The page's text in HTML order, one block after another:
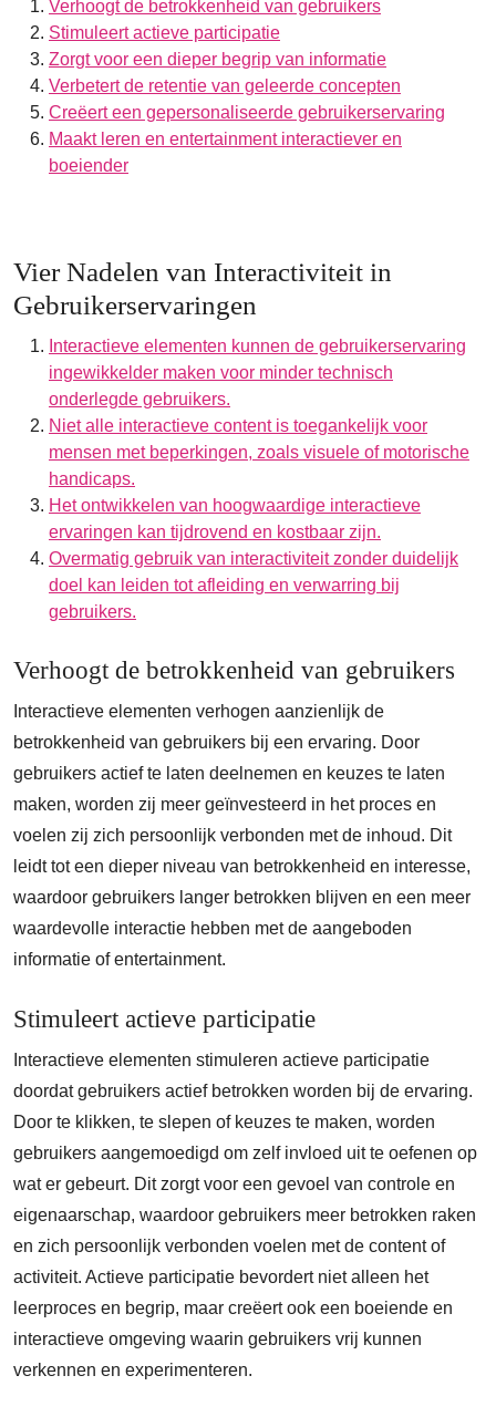
Verhoogt de betrokkenheid van gebruikers
Stimuleert actieve participatie
Zorgt voor een dieper begrip van informatie
Verbetert de retentie van geleerde concepten
Creëert een gepersonaliseerde gebruikerservaring
Maakt leren en entertainment interactiever en
boeiender
Vier Nadelen van Interactiviteit in
Gebruikerservaringen
Interactieve elementen kunnen de gebruikerservaring
ingewikkelder maken voor minder technisch
onderlegde gebruikers.
Niet alle interactieve content is toegankelijk voor
mensen met beperkingen, zoals visuele of motorische
handicaps.
Het ontwikkelen van hoogwaardige interactieve
ervaringen kan tijdrovend en kostbaar zijn.
Overmatig gebruik van interactiviteit zonder duidelijk
doel kan leiden tot afleiding en verwarring bij
gebruikers.
Verhoogt de betrokkenheid van gebruikers
Interactieve elementen verhogen aanzienlijk de
betrokkenheid van gebruikers bij een ervaring. Door
gebruikers actief te laten deelnemen en keuzes te laten
maken, worden zij meer geïnvesteerd in het proces en
voelen zij zich persoonlijk verbonden met de inhoud. Dit
leidt tot een dieper niveau van betrokkenheid en interesse,
waardoor gebruikers langer betrokken blijven en een meer
waardevolle interactie hebben met de aangeboden
informatie of entertainment.
Stimuleert actieve participatie
Interactieve elementen stimuleren actieve participatie
doordat gebruikers actief betrokken worden bij de ervaring.
Door te klikken, te slepen of keuzes te maken, worden
gebruikers aangemoedigd om zelf invloed uit te oefenen op
wat er gebeurt. Dit zorgt voor een gevoel van controle en
eigenaarschap, waardoor gebruikers meer betrokken raken
en zich persoonlijk verbonden voelen met de content of
activiteit. Actieve participatie bevordert niet alleen het
leerproces en begrip, maar creëert ook een boeiende en
interactieve omgeving waarin gebruikers vrij kunnen
verkennen en experimenteren.